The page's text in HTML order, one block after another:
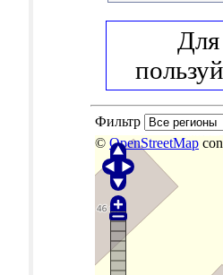
Фильтр
© OpenStreetMap